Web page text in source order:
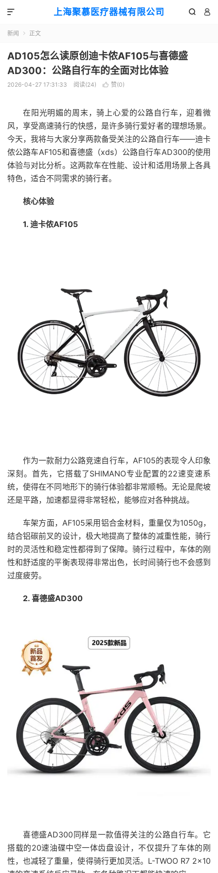
上海聚慕医疗器械有限公司  

新闻  正文
AD105怎么读原创迪卡侬AF105与喜德盛
AD300：公路自行车的全面对比体验
2026-04-27 17:31:33 阅读(24)  赞(0)
在阳光明媚的周末，骑上心爱的公路自行车，迎着微
风，享受高速骑行的快感，是许多骑行爱好者的理想场景。
今天，我将与大家分享两款备受关注的公路自行车——迪卡
侬公路车AF105和喜德盛（xds）公路自行车AD300的使用
体验与对比分析。这两款车在性能、设计和适用场景上各具
特色，适合不同需求的骑行者。
核心体验
1. 迪卡侬AF105
作为一款耐力公路竞速自行车，AF105的表现令人印象
深刻。首先，它搭载了SHIMANO专业配置的22速变速系
统，使得在不同地形下的骑行体验都非常顺畅。无论是爬坡
还是平路，加速都显得非常轻松，能够应对各种挑战。
车架方面，AF105采用铝合金材料，重量仅为1050g，
结合铝碳前叉的设计，极大地提高了整体的减重性能，骑行
时的灵活性和稳定性都得到了保障。骑行过程中，车体的刚
性和舒适度的平衡表现得非常出色，长时间骑行也不会感到
过度疲劳。
2. 喜德盛AD300
喜德盛AD300同样是一款值得关注的公路自行车。它
搭载的20速油碟中空一体齿盘设计，不仅提升了车体的刚
性，也减轻了重量，使得骑行更加灵活。L-TWOO R7 2×10